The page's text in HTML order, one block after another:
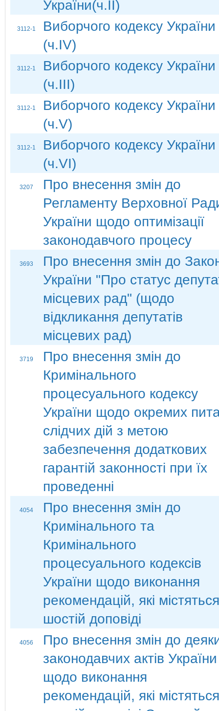
України(ч.ІІ)
3112-1
Виборчого кодексу України
(ч.ІV)
3112-1
Виборчого кодексу України
(ч.ІІІ)
3112-1
Виборчого кодексу України
(ч.V)
3112-1
Виборчого кодексу України
(ч.VI)
3207
Про внесення змін до
Регламенту Верховної
України щодо оптимізації
законодавчого процесу
3693
Про внесення змін до
України "Про статус
місцевих рад" (щодо
відкликання депутатів
місцевих рад)
3719
Про внесення змін до
Кримінального
процесуального кодексу
України щодо окремих
слідчих дій з метою
забезпечення додаткових
гарантій законності при їх
проведенні
4054
Про внесення змін до
Кримінального та
Кримінального
процесуального кодексів
України щодо виконання
рекомендацій, які
шостій доповіді
4056
Про внесення змін до
законодавчих актів України
щодо виконання
рекомендацій, які